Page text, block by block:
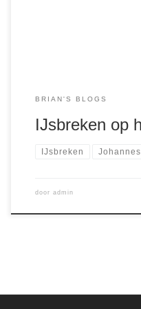
BRIAN'S BLOGS
IJsbreken op
IJsbreken
door admin